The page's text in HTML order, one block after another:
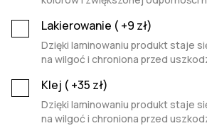
Lakierowanie ( +9 zł)
Dzięki laminowaniu produkt staje
na wilgoć i chroniona przed
Klej ( +35 zł)
Dzięki laminowaniu produkt staje
na wilgoć i chroniona przed